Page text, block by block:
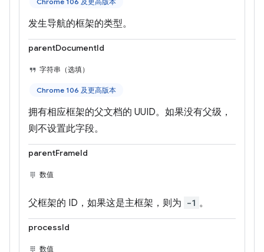
发生导航的框架的类型。
parentDocumentId
字符串（选填）
Chrome 106 及更高版本
拥有相应框架的父文档的 UUID。如果没有父级，
则不设置此字段。
parentFrameId
数值
父框架的 ID，如果这是主框架，则为 -1 。
processId
数值